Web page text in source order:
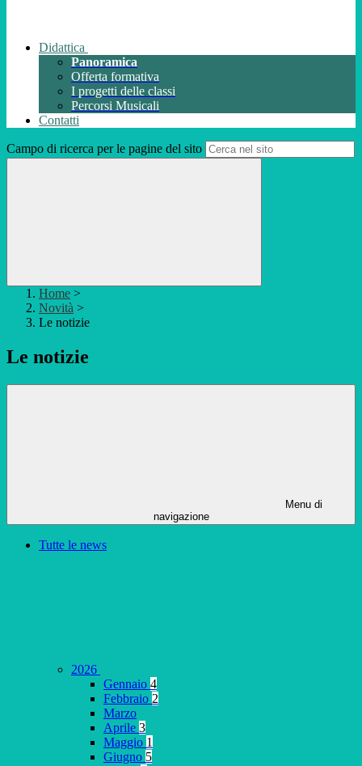
Didattica
Panoramica
Offerta formativa
I progetti delle classi
Percorsi Musicali
Contatti
Campo di ricerca per le pagine del sito
Home >
Novità >
Le notizie
Le notizie
Menu di
navigazione
Tutte le news
2026
Gennaio 4
Febbraio 2
Marzo
Aprile 3
Maggio 1
Giugno 5